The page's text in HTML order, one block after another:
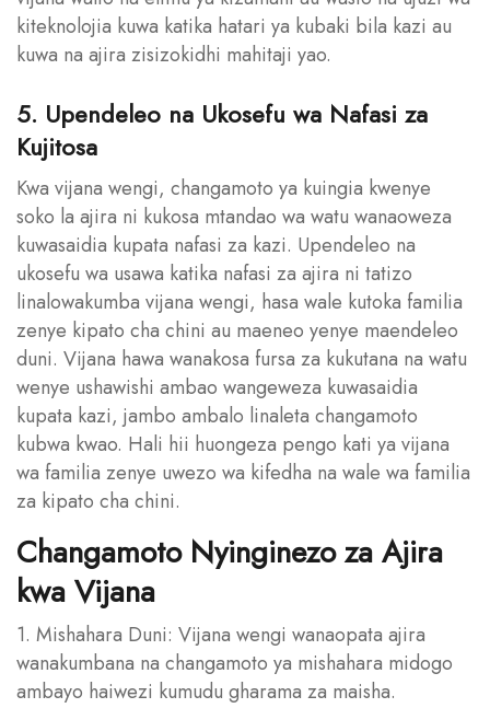
kiteknolojia kuwa katika hatari ya kubaki bila kazi au
kuwa na ajira zisizokidhi mahitaji yao.
5. Upendeleo na Ukosefu wa Nafasi za
Kujitosa
Kwa vijana wengi, changamoto ya kuingia kwenye
soko la ajira ni kukosa mtandao wa watu wanaoweza
kuwasaidia kupata nafasi za kazi. Upendeleo na
ukosefu wa usawa katika nafasi za ajira ni tatizo
linalowakumba vijana wengi, hasa wale kutoka familia
zenye kipato cha chini au maeneo yenye maendeleo
duni. Vijana hawa wanakosa fursa za kukutana na watu
wenye ushawishi ambao wangeweza kuwasaidia
kupata kazi, jambo ambalo linaleta changamoto
kubwa kwao. Hali hii huongeza pengo kati ya vijana
wa familia zenye uwezo wa kifedha na wale wa familia
za kipato cha chini.
Changamoto Nyinginezo za Ajira
kwa Vijana
1. Mishahara Duni: Vijana wengi wanaopata ajira
wanakumbana na changamoto ya mishahara midogo
ambayo haiwezi kumudu gharama za maisha.